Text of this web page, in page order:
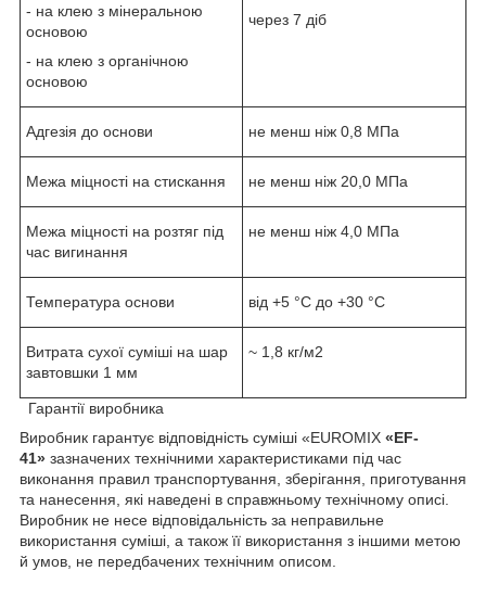
- на клею з мінеральною
основою
- на клею з органічною
основою
через 7 діб
Адгезія до основи не менш ніж 0,8 МПа
Межа міцності на стискання не менш ніж 20,0 МПа
Межа міцності на розтяг під
час вигинання
не менш ніж 4,0 МПа
Температура основи від +5 °C до +30 °C
Витрата сухої суміші на шар
завтовшки 1 мм
~ 1,8 кг/м2
Гарантії виробника
Виробник гарантує відповідність суміші «EUROMIX «EF-
41» зазначених технічними характеристиками під час
виконання правил транспортування, зберігання, приготування
та нанесення, які наведені в справжньому технічному описі.
Виробник не несе відповідальність за неправильне
використання суміші, а також її використання з іншими метою
й умов, не передбачених технічним описом.